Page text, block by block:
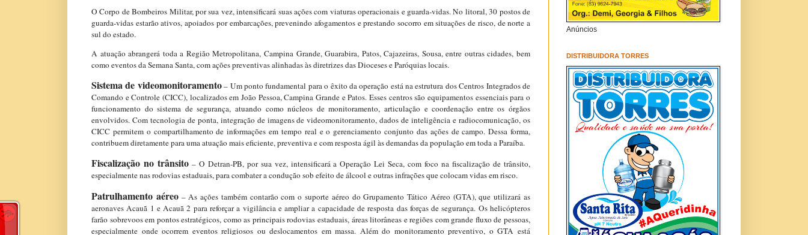
O Corpo de Bombeiros Militar, por sua vez, intensificará suas ações com viaturas operacionais e guarda-vidas. No litoral, 30 postos de
guarda-vidas estarão ativos, apoiados por embarcações, prevenindo afogamentos e prestando socorro em situações de risco, de norte a
sul do estado.
A atuação abrangerá toda a Região Metropolitana, Campina Grande, Guarabira, Patos, Cajazeiras, Sousa, entre outras cidades, bem
como eventos da Semana Santa, com ações preventivas alinhadas às diretrizes das Dioceses e Paróquias locais.
Sistema de videomonitoramento– Um ponto fundamental para o êxito da operação está na estrutura dos Centros Integrados de
Comando e Controle (CICC), localizados em João Pessoa, Campina Grande e Patos. Esses centros são equipamentos essenciais para o
funcionamento do sistema de segurança, atuando como núcleos de monitoramento, articulação e coordenação entre os órgãos
envolvidos. Com tecnologia de ponta, integração de imagens de videomonitoramento, dados de inteligência e radiocomunicação, os
CICC permitem o compartilhamento de informações em tempo real e o gerenciamento conjunto das ações de campo. Dessa forma,
contribuem diretamente para uma atuação mais eficiente, preventiva e com resposta ágil às demandas da população em toda a Paraíba.
Fiscalização no trânsito– O Detran-PB, por sua vez, intensificará a Operação Lei Seca, com foco na fiscalização de trânsito,
especialmente nas rodovias estaduais, para combater a condução sob efeito de álcool e outras infrações que colocam vidas em risco.
Patrulhamento aéreo– As ações também contarão com o suporte aéreo do Grupamento Tático Aéreo (GTA), que utilizará as
aeronaves Acauã 1 e Acauã 2 para reforçar a vigilância e ampliar a capacidade de resposta das forças de segurança. Os helicópteros
farão sobrevoos em pontos estratégicos, como as principais rodovias estaduais, áreas litorâneas e regiões com grande fluxo de pessoas,
especialmente onde ocorrem eventos religiosos ou deslocamentos em massa. Além do monitoramento preventivo, o GTA está
Anúncios
DISTRIBUIDORA TORRES